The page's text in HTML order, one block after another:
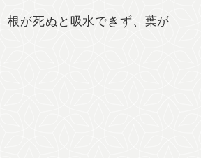
根が死ぬと吸水できず、葉が